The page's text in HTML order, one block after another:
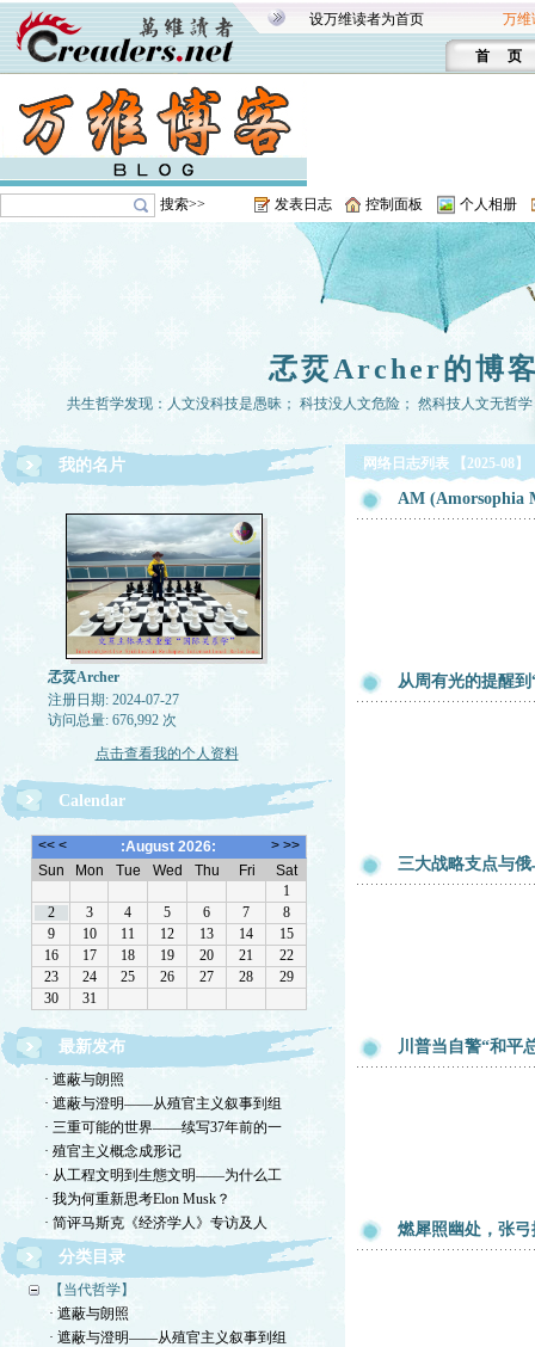
设万维读者为首页 万维
首 页
搜索>> 发表日志 控制面板 个人相册
孞烎Archer的博
共生哲学发现：人文没科技是愚昧； 科技没人文危险； 然科技人文无哲
我的名片
孞烎Archer
注册日期: 2024-07-27
访问总量: 676,992 次
点击查看我的个人资料
Calendar
最新发布
· 遮蔽与朗照
· 遮蔽与澄明——从殖官主义叙事到组
· 三重可能的世界——续写37年前的一
· 殖官主义概念成形记
· 从工程文明到生態文明——为什么工
· 我为何重新思考Elon Musk？
· 简评马斯克《经济学人》专访及人
分类目录
【当代哲学】
· 遮蔽与朗照
· 遮蔽与澄明——从殖官主义叙事到组
网络日志列表 【2025-08】
AM (Amorsophia
从周有光的提醒
三大战略支点与
川普当自警“和
燃犀照幽处，张